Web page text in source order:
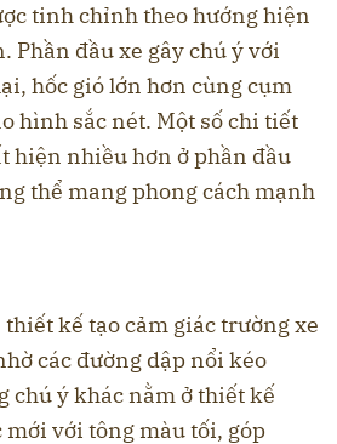
tinh chỉnh theo hướng hiện
Phần đầu xe gây chú ý với
hốc gió lớn hơn cùng cụm
hình sắc nét. Một số chi tiết
hiện nhiều hơn ở phần đầu
thể mang phong cách mạnh
kế tạo cảm giác trường xe
các đường dập nổi kéo
chú ý khác nằm ở thiết kế
với tông màu tối, góp